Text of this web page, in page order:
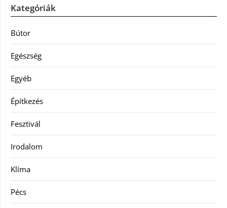
Kategóriák
Bútor
Egészség
Egyéb
Építkezés
Fesztivál
Irodalom
Klíma
Pécs